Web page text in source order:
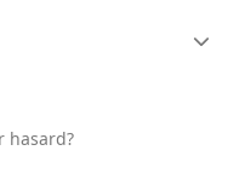
hasard?